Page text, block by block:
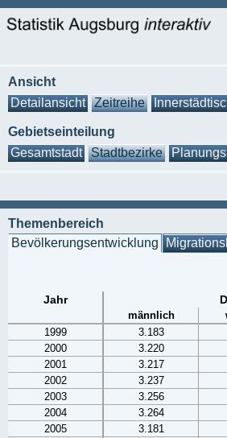
Ansicht
Detailansicht
Zeitreihe
Gebietseinteilung
Gesamtstadt
Stadtbezirke
Themenbereich
Bevölkerungsentwicklung
Jahr
männlich
1999
3.183
2000
3.220
2001
3.217
2002
3.237
2003
3.256
2004
3.264
2005
3.181